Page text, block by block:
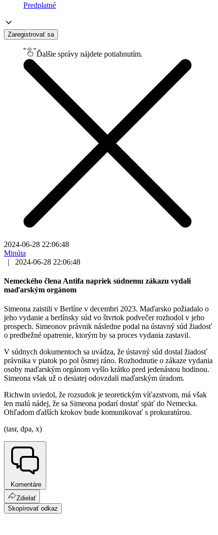
Predplatné
Zaregistrovať sa
Ďalšie správy nájdete potiahnutím.
2024-06-28 22:06:48
Minúta
|
2024-06-28 22:06:48
Nemeckého člena Antifa napriek súdnemu zákazu vydali
maďarským orgánom
Simeona zaistili v Berlíne v decembri 2023. Maďarsko požiadalo o
jeho vydanie a berlínsky súd vo štvrtok podvečer rozhodol v jeho
prospech. Simeonov právnik následne podal na ústavný súd žiadosť
o predbežné opatrenie, ktorým by sa proces vydania zastavil.
V súdnych dokumentoch sa uvádza, že ústavný súd dostal žiadosť
právnika v piatok po pol ôsmej ráno. Rozhodnutie o zákaze vydania
osoby maďarským orgánom vyšlo krátko pred jedenástou hodinou.
Simeona však už o desiatej odovzdali maďarským úradom.
Richwin uviedol, že rozsudok je teoretickým víťazstvom, má však
len malú nádej, že sa Simeona podarí dostať späť do Nemecka.
Ohľadom ďalších krokov bude komunikovať s prokuratúrou.
(tasr, dpa, x)
Komentáre
Zdielať
Skopírovať odkaz